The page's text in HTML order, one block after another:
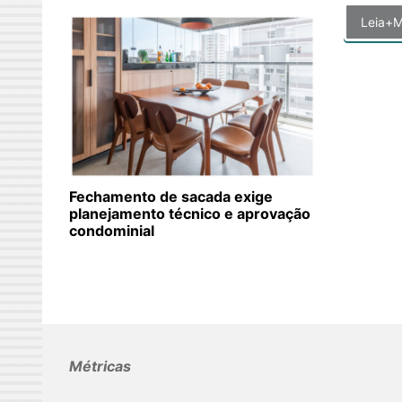
Fechamento de sacada exige
planejamento técnico e aprovação
condominial
Métricas